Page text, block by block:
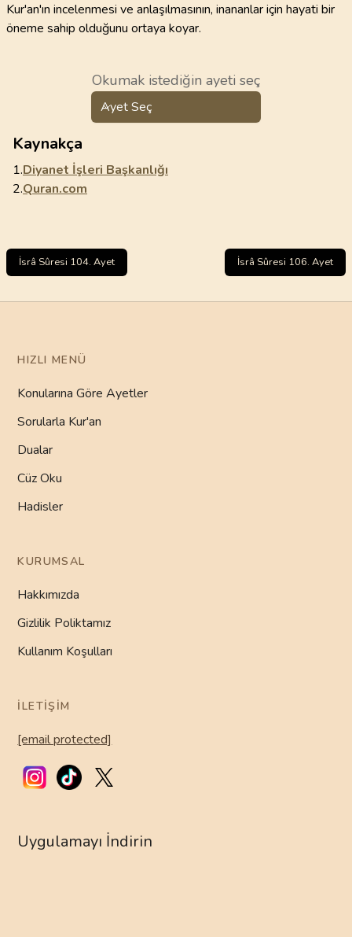
Kur'an'ın incelenmesi ve anlaşılmasının, inananlar için hayati bir
öneme sahip olduğunu ortaya koyar.
Okumak istediğin ayeti seç
Ayet Seç
Kaynakça
1.Diyanet İşleri Başkanlığı
2.Quran.com
İsrâ Sûresi 104. Ayet İsrâ Sûresi 106. Ayet
HIZLI MENÜ
Konularına Göre Ayetler
Sorularla Kur'an
Dualar
Cüz Oku
Hadisler
KURUMSAL
Hakkımızda
Gizlilik Poliktamız
Kullanım Koşulları
İLETIŞIM
[email protected]
Uygulamayı İndirin